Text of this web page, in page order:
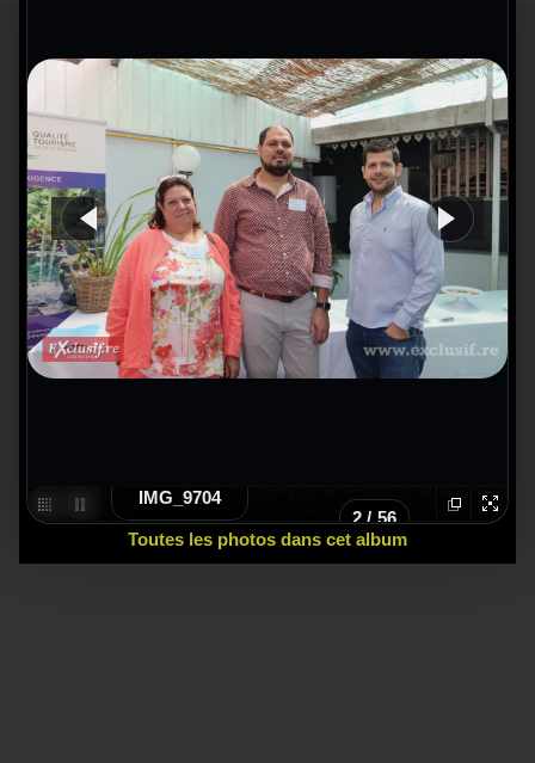
2/ 56
IMG_9704
Toutes les photos dans cet album